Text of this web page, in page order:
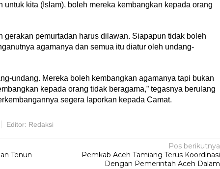
untuk kita (Islam), boleh mereka kembangkan kepada orang
gerakan pemurtadan harus dilawan. Siapapun tidak boleh
agamanya dan semua itu diatur oleh undang-
undang. Mereka boleh kembangkan agamanya tapi bukan
kepada orang tidak beragama,” tegasnya berulang
segera laporkan kepada Camat.
Editor: Redaksi
Tenun
Pos berikutnya
Pemkab Aceh Tamiang Terus Koordinasi
Dengan Pemerintah Aceh Dalam